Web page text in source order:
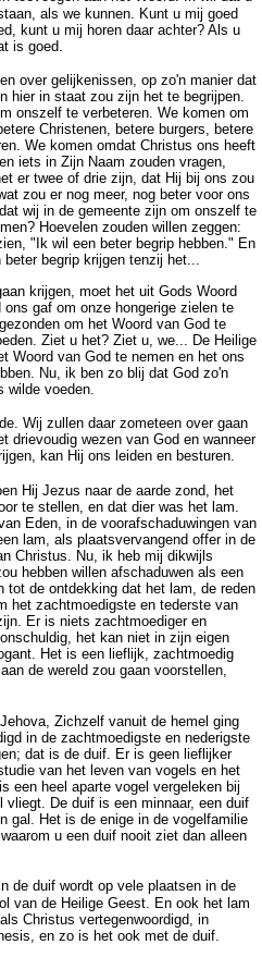
als we kunnen. Kunt u mij goed
kunt u mij horen daar achter? Als u
is goed.
over gelijkenissen, op zo'n manier dat
hier in staat zou zijn het te begrijpen.
onszelf te verbeteren. We komen om
Christenen, betere burgers, betere
We komen omdat Christus ons heeft
iets in Zijn Naam zouden vragen,
er twee of drie zijn, dat Hij bij ons zou
zou er nog meer, nog beter voor ons
wij in de gemeente zijn om onszelf te
Hoevelen zouden willen zeggen:
"Ik wil een beter begrip hebben." En
begrip krijgen tenzij het...
krijgen, moet het uit Gods Woord
gaf om onze hongerige zielen te
om het Woord van God te
Ziet u het? Ziet u, we... De Heilige
Woord van God te nemen en het ons
Nu, ik ben zo blij dat God zo'n
wilde voeden.
Wij zullen daar zometeen over gaan
drievoudig wezen van God en wanneer
kan Hij ons leiden en besturen.
Hij Jezus naar de aarde zond, het
te stellen, en dat dier was het lam.
Eden, in de voorafschaduwingen van
lam, als plaatsvervangend offer in de
Christus. Nu, ik heb mij dikwijls
hebben willen afschaduwen als een
tot de ontdekking dat het lam, de reden
het zachtmoedigste en tederste van
Er is niets zachtmoediger en
het kan niet in zijn eigen
Het is een lieflijk, zachtmoedig
de wereld zou gaan voorstellen,
Zichzelf vanuit de hemel ging
in de zachtmoedigste en nederigste
dat is de duif. Er is geen lieflijker
van het leven van vogels en het
een heel aparte vogel vergeleken bij
vliegt. De duif is een minnaar, een duif
gal. Het is de enige in de vogelfamilie
u een duif nooit ziet dan alleen
de duif wordt op vele plaatsen in de
van de Heilige Geest. En ook het lam
Christus vertegenwoordigd, in
en zo is het ook met de duif.